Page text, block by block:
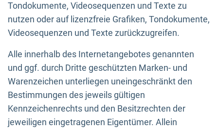
Tondokumente, Videosequenzen und Texte zu
nutzen oder auf lizenzfreie Grafiken, Tondokumente,
Videosequenzen und Texte zurückzugreifen.
Alle innerhalb des Internetangebotes genannten
und ggf. durch Dritte geschützten Marken- und
Warenzeichen unterliegen uneingeschränkt den
Bestimmungen des jeweils gültigen
Kennzeichenrechts und den Besitzrechten der
jeweiligen eingetragenen Eigentümer. Allein